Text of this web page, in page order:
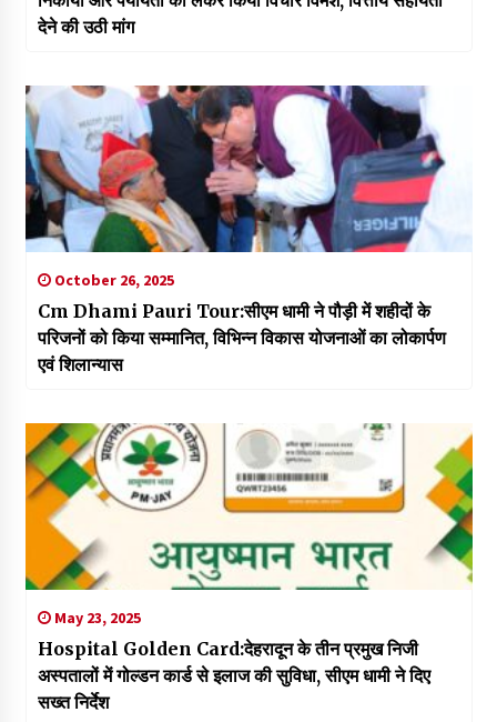
देने की उठी मांग
October 26, 2025
Cm Dhami Pauri Tour:सीएम धामी ने पौड़ी में शहीदों के
परिजनों को किया सम्मानित, विभिन्न विकास योजनाओं का लोकार्पण
एवं शिलान्यास
May 23, 2025
Hospital Golden Card:देहरादून के तीन प्रमुख निजी
अस्पतालों में गोल्डन कार्ड से इलाज की सुविधा, सीएम धामी ने दिए
सख्त निर्देश